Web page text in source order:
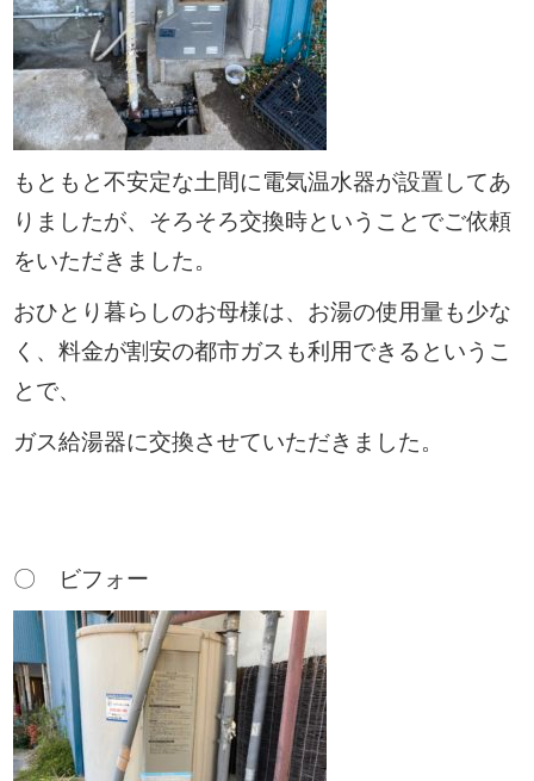
もともと不安定な土間に電気温水器が設置してあ
りましたが、そろそろ交換時ということでご依頼
をいただきました。
おひとり暮らしのお母様は、お湯の使用量も少な
く、料金が割安の都市ガスも利用できるというこ
とで、
ガス給湯器に交換させていただきました。
〇 ビフォー